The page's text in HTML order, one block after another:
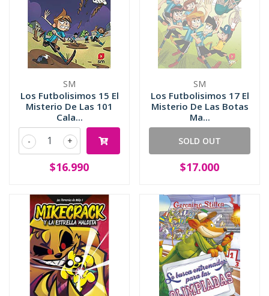
SM
Los Futbolisimos 15 El
Misterio De Las 101
Cala...
+
-
$16.990
SM
Los Futbolisimos 17 El
Misterio De Las Botas
Ma...
SOLD OUT
$17.000